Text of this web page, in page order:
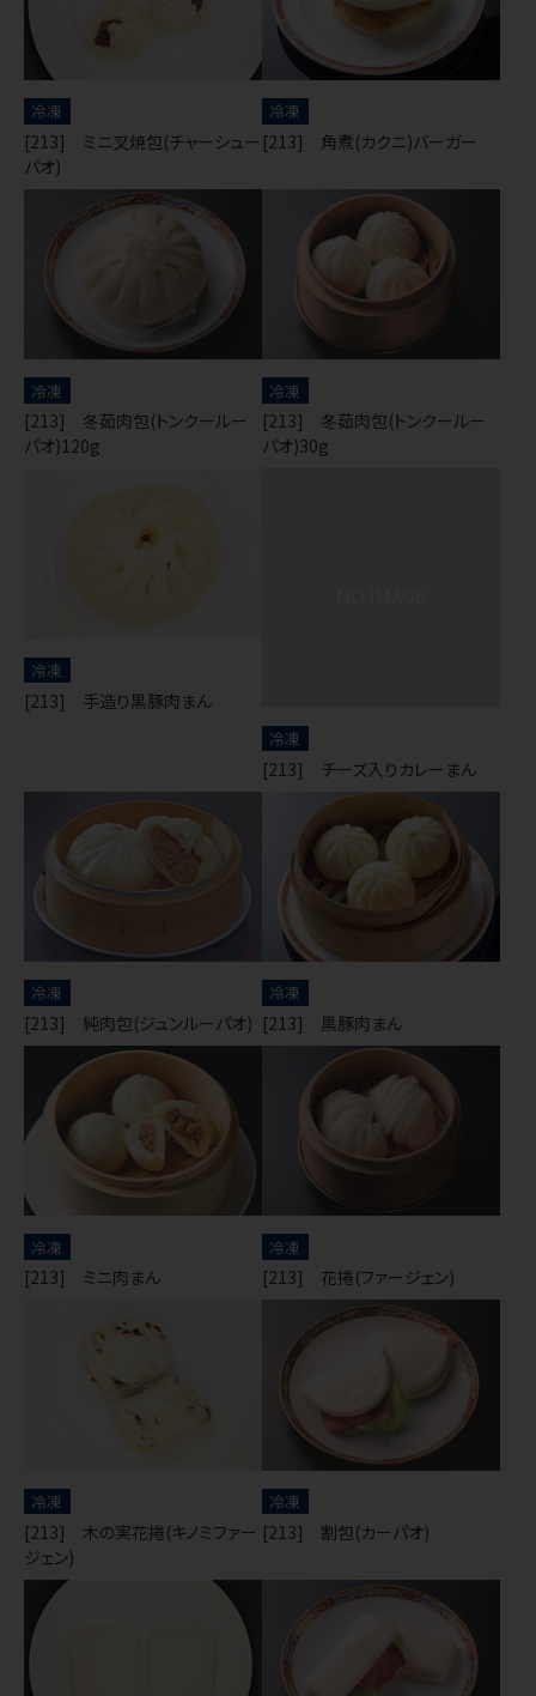
冷凍
[213] ミニ叉焼包(チャーシュー
パオ)
冷凍
[213] 角煮(カクニ)バーガー
冷凍
[213] 冬茹肉包(トンクールー
パオ)120g
冷凍
[213] 冬茹肉包(トンクールー
パオ)30g
冷凍
[213] 手造り黒豚肉まん
冷凍
[213] チーズ入りカレーまん
冷凍
[213] 純肉包(ジュンルーパオ)
冷凍
[213] 黒豚肉まん
冷凍
[213] ミニ肉まん
冷凍
[213] 花捲(ファージェン)
冷凍
[213] 木の実花捲(キノミファー
ジェン)
冷凍
[213] 割包(カーパオ)